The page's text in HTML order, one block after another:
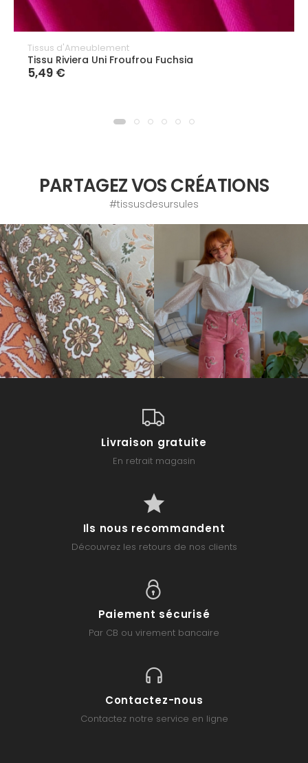
Tissus d'Ameublement
Tissu Riviera Uni Froufrou Fuchsia
5,49 €
PARTAGEZ VOS CRÉATIONS
#tissusdesursules
Livraison gratuite
En retrait magasin
Ils nous recommandent
Découvrez les retours de nos clients
Paiement sécurisé
Par CB ou virement bancaire
Contactez-nous
Contactez notre service en ligne